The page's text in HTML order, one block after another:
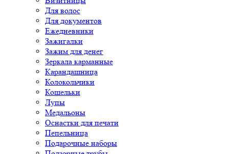
Для волос
Для документов
Ежедневники
Зажигалки
Зажим для денег
Зеркала карманные
Карандашница
Колокольчики
Кошельки
Лупы
Медальоны
Оснастки для печати
Пепельница
Подарочные наборы